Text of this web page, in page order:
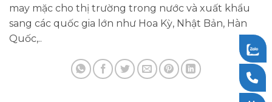
may mặc cho thị trường trong nước và xuất khẩu
sang các quốc gia lớn như Hoa Kỳ, Nhật Bản, Hàn
Quốc,..